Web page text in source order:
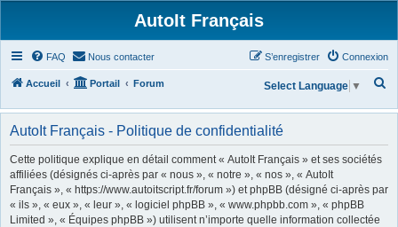
AutoIt Français
FAQ Nous contacter Connexion
S’enregistrer
Accueil Portail Forum
h
r
Select Language ▼
AutoIt Français - Politique de confidentialité
Cette politique explique en détail comment « AutoIt Français » et ses sociétés
affiliées (désignés ci-après par « nous », « notre », « nos », « AutoIt
Français », « https://www.autoitscript.fr/forum ») et phpBB (désigné ci-après par
« ils », « eux », « leur », « logiciel phpBB », « www.phpbb.com », « phpBB
Limited », « Équipes phpBB ») utilisent n’importe quelle information collectée